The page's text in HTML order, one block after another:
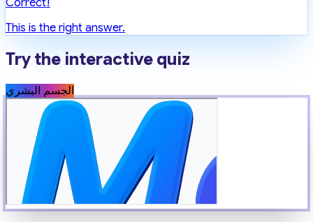
Correct!
This is the right answer.
Try the interactive quiz
الجسم البشري